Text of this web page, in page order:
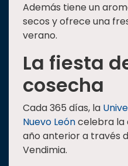
Además tiene un
secos y ofrece una
verano.
La fiesta
cosecha
Cada 365 días, la
Nuevo Leóncelebra la
año anterior a través
Vendimia.